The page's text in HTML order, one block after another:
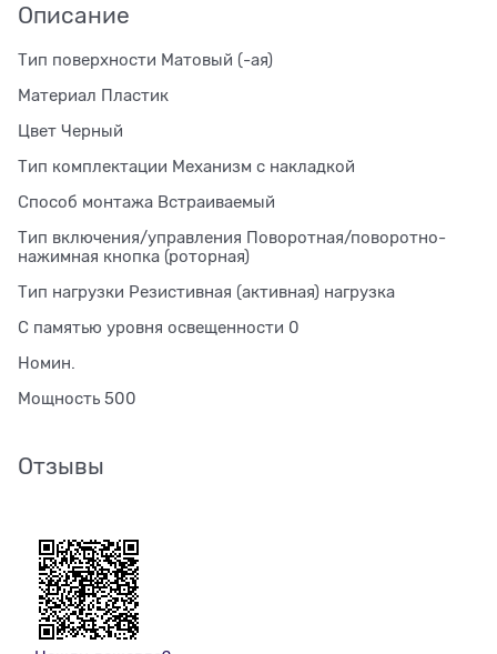
Описание
Тип поверхности Матовый (-ая)
Материал Пластик
Цвет Черный
Тип комплектации Механизм с накладкой
Способ монтажа Встраиваемый
Тип включения/управления Поворотная/поворотно-
нажимная кнопка (роторная)
Тип нагрузки Резистивная (активная) нагрузка
С памятью уровня освещенности 0
Номин.
Мощность 500
Отзывы